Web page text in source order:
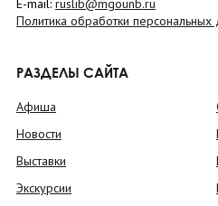
E-mail: ruslib@mgounb.ru
Политика обработки
РАЗДЕЛЫ САЙТА
Афиша
Новости
Выставки
Экскурсии